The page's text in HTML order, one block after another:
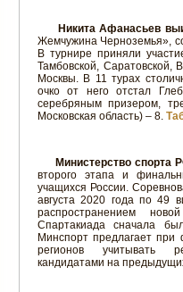
Никита Афанасьев
Жемчужина Черноземья»,
В турнире приняли
Тамбовской, Саратовской,
Москвы. В 11 турах
очко от него отстал
серебряным призером,
Московская область) – 8.
Министерство спорта
второго этапа и
учащихся России.
августа 2020 года по 49
распространением
Спартакиада сначала
Минспорт предлагает
регионов учитывать
кандидатами на